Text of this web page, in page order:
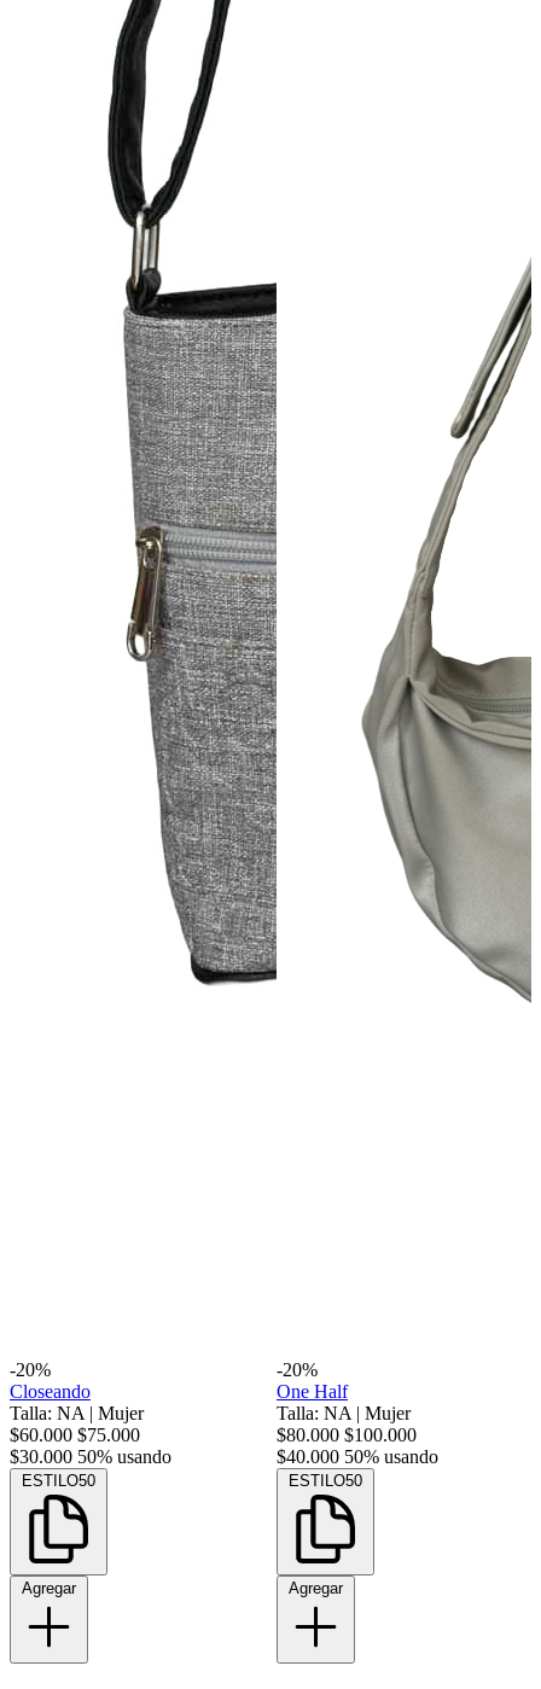
-20%
Closeando
Talla: NA | Mujer
$60.000 $75.000
$30.000 50% usando
ESTILO50
Agregar
-20%
One Half
Talla: NA | Mujer
$80.000 $100.000
$40.000 50% usando
ESTILO50
Agregar